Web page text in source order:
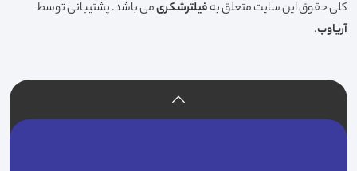
کلی حقوق این سایت متعلق بهفیلترشکریمی باشد. پشتیبانی توسط
آریاوب.